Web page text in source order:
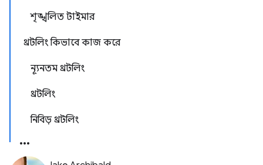
শৃঙ্খলিত টাইমার
থ্রটলিং কিভাবে কাজ করে
ন্যূনতম থ্রটলিং
থ্রটলিং
নিবিড় থ্রটলিং